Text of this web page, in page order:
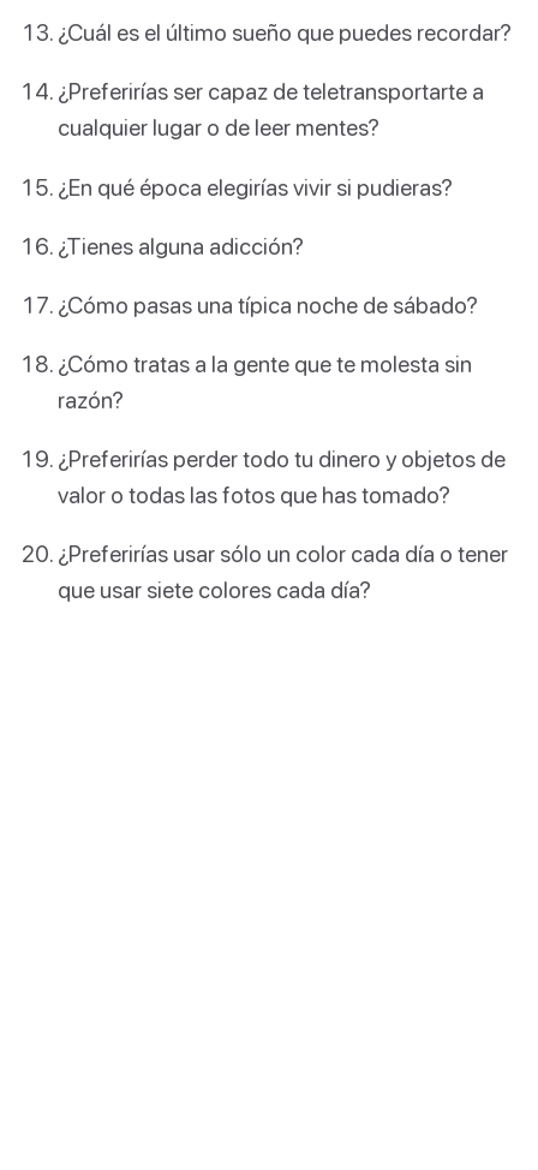
¿Cuál es el último sueño que puedes recordar?
¿Preferirías ser capaz de teletransportarte a
cualquier lugar o de leer mentes?
¿En qué época elegirías vivir si pudieras?
¿Tienes alguna adicción?
¿Cómo pasas una típica noche de sábado?
¿Cómo tratas a la gente que te molesta sin
razón?
¿Preferirías perder todo tu dinero y objetos de
valor o todas las fotos que has tomado?
¿Preferirías usar sólo un color cada día o tener
que usar siete colores cada día?